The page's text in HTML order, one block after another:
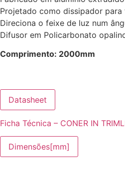
Projetado como dissipador para
Direciona o feixe de luz num
Difusor em Policarbonato
Comprimento: 2000mm
Datasheet
Ficha Técnica – CONER IN
Dimensões[mm]